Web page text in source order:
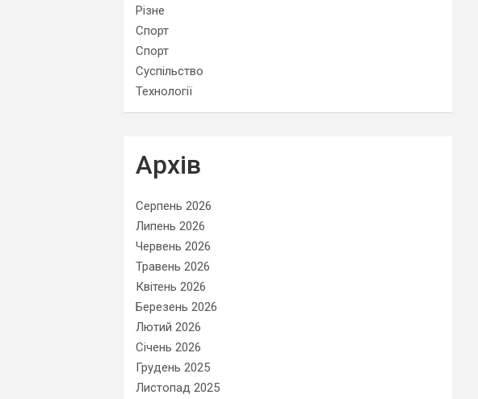
Різне
Спорт
Спорт
Суспільство
Технології
Архів
Серпень 2026
Липень 2026
Червень 2026
Травень 2026
Квітень 2026
Березень 2026
Лютий 2026
Січень 2026
Грудень 2025
Листопад 2025